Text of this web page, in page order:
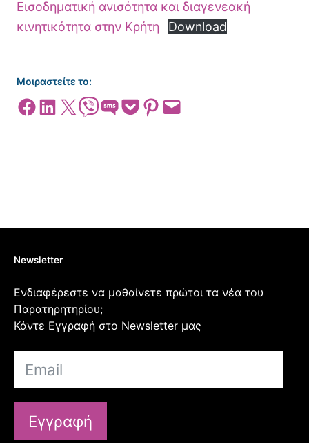
Εισοδηματική ανισότητα και διαγενεακή
κινητικότητα στην Κρήτη
Download
Μοιραστείτε το:
Share on Facebook
Share on LinkedIn
Share on X Share on ViberShare on SMSShare on Pocket
Share on Pinterest
Email this Page
Newsletter
Ενδιαφέρεστε να μαθαίνετε πρώτοι τα νέα του
Παρατηρητηρίου;
Κάντε Εγγραφή στο Newsletter μας
Εγγραφή